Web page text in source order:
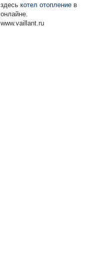
здесь котел отоплениев
онлайне.
www.vaillant.ru